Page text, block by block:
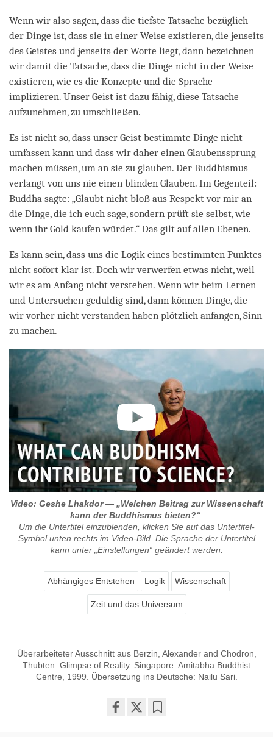
Wenn wir also sagen, dass die tiefste Tatsache bezüglich
der Dinge ist, dass sie in einer Weise existieren, die jenseits
des Geistes und jenseits der Worte liegt, dann bezeichnen
wir damit die Tatsache, dass die Dinge nicht in der Weise
existieren, wie es die Konzepte und die Sprache
implizieren. Unser Geist ist dazu fähig, diese Tatsache
aufzunehmen, zu umschließen.
Es ist nicht so, dass unser Geist bestimmte Dinge nicht
umfassen kann und dass wir daher einen Glaubenssprung
machen müssen, um an sie zu glauben. Der Buddhismus
verlangt von uns nie einen blinden Glauben. Im Gegenteil:
Buddha sagte: „Glaubt nicht bloß aus Respekt vor mir an
die Dinge, die ich euch sage, sondern prüft sie selbst, wie
wenn ihr Gold kaufen würdet.“ Das gilt auf allen Ebenen.
Es kann sein, dass uns die Logik eines bestimmten Punktes
nicht sofort klar ist. Doch wir verwerfen etwas nicht, weil
wir es am Anfang nicht verstehen. Wenn wir beim Lernen
und Untersuchen geduldig sind, dann können Dinge, die
wir vorher nicht verstanden haben plötzlich anfangen, Sinn
zu machen.
Video: Geshe Lhakdor — „Welchen Beitrag zur Wissenschaft
kann der Buddhismus bieten?“
Um die Untertitel einzublenden, klicken Sie auf das Untertitel-
Symbol unten rechts im Video-Bild. Die Sprache der Untertitel
kann unter „Einstellungen“ geändert werden.
Abhängiges Entstehen Logik Wissenschaft
Zeit und das Universum
Überarbeiteter Ausschnitt aus Berzin, Alexander and Chodron,
Thubten. Glimpse of Reality. Singapore: Amitabha Buddhist
Centre, 1999. Übersetzung ins Deutsche: Nailu Sari.